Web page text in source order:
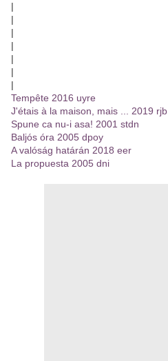
|
|
|
|
|
|
|
Tempête 2016 uyre
J'étais à la maison, mais ... 2019 rjb
Spune ca nu-i asa! 2001 stdn
Baljós óra 2005 dpoy
A valóság határán 2018 eer
La propuesta 2005 dni